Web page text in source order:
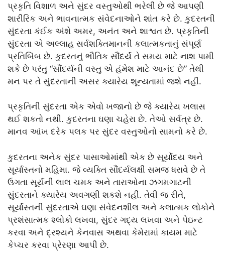
પ્રકૃતિ વિશાળ અને સુંદર વસ્તુઓથી ભરેલી છે જે આપણી
શારીરિક અને ભાવનાત્મક સંવેદનાઓને શાંત કરે છે. કુદરતની
સુંદરતા કંઈક અંશે અમર, અનંત અને શાશ્વત છે. પ્રકૃતિની
સુંદરતા એ અલ્લાહ સર્વશક્તિમાનની કલાત્મકતાનું સંપૂર્ણ
પ્રતિબિંબ છે. કુદરતનું ભૌતિક સૌંદર્ય તે સમય માટે નાશ પામી
શકે છે પરંતુ “સૌંદર્યની વસ્તુ એ હંમેશ માટે આનંદ છે” તેથી
મન પર તે સુંદરતાની અસર ક્યારેય શૂન્યતામાં જશે નહીં.
પ્રકૃતિની સુંદરતા એક એવો ખજાનો છે જે ક્યારેય ખલાસ
થઈ શકતો નથી. કુદરતના ઘણા ચહેરા છે. તેઓ સર્વત્ર છે.
માનવ આંખ દરેક પલક પર સુંદર વસ્તુઓનો સામનો કરે છે.
કુદરતના અનેક સુંદર પાસાઓમાંથી એક છે સૂર્યોદય અને
સૂર્યાસ્તનો મહિમા. જે વ્યક્તિ સૌંદર્યલક્ષી સમજ ધરાવે છે તે
ઉગતા સૂર્યની લાલ ચમક અને તારાઓના ઝગમગાટની
સુંદરતાને ક્યારેય અવગણી શકશે નહીં. તેવી જ રીતે,
સૂર્યાસ્તની સુંદરતાએ ઘણા સંવેદનશીલ અને કલાત્મક લોકોને
પ્રશંસાત્મક શ્લોકો લખવા, સુંદર ગદ્ય લખવા અને પેઇન્ટ
કરવા અને દ્રશ્યને કેનવાસ અથવા કેમેરામાં કાયમ માટે
કેપ્ચર કરવા પ્રેરણા આપી છે.